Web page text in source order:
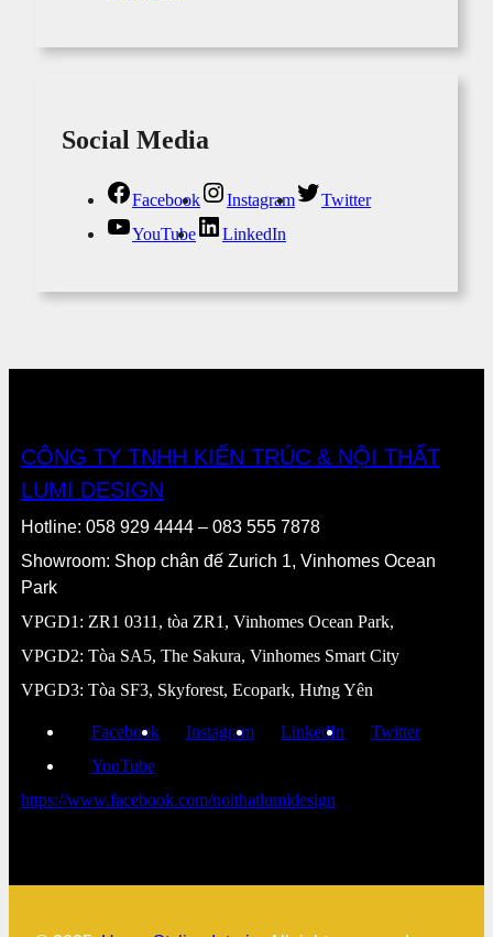
Social Media
Facebook Instagram
Twitter
YouTube
LinkedIn
CÔNG TY TNHH KIẾN TRÚC & NỘI THẤT
LUMI DESIGN
Hotline: 058 929 4444 – 083 555 7878
Showroom: Shop chân đế Zurich 1, Vinhomes Ocean
Park
VPGD1: ZR1 0311, tòa ZR1, Vinhomes Ocean Park,
VPGD2: Tòa SA5, The Sakura, Vinhomes Smart City
VPGD3: Tòa SF3, Skyforest, Ecopark, Hưng Yên
Facebook Instagram LinkedIn
Twitter
YouTube
https://www.facebook.com/noithatlumidesign